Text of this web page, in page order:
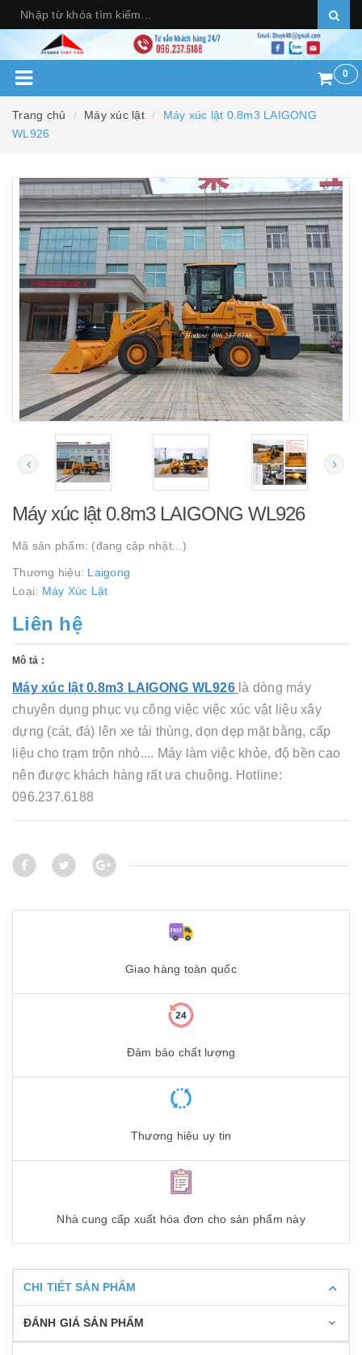
0
Trang chủ Máy xúc lật
Máy xúc lật 0.8m3 LAIGONG
WL926
Máy xúc lật 0.8m3 LAIGONG WL926
Mã sản phẩm: (đang cập nhật...)
Thương hiệu: Laigong
Loại: Máy Xúc Lật
Liên hệ
Mô tả :
Máy xúc lật 0.8m3 LAIGONG WL926 là dòng máy
chuyên dụng phục vụ công việc việc xúc vật liệu xây
dựng (cát, đá) lên xe tải thùng, dọn dẹp mặt bằng, cấp
liệu cho trạm trộn nhỏ.... Máy làm việc khỏe, độ bền cao
nên được khách hàng rất ưa chuộng. Hotline:
096.237.6188
Giao hàng toàn quốc
Đảm bảo chất lượng
Thương hiệu uy tin
Nhà cung cấp xuất hóa đơn cho sản phẩm này
CHI TIẾT SẢN PHẨM
ĐÁNH GIÁ SẢN PHẨM